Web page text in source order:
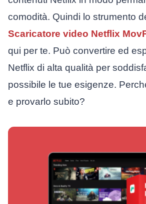
comodità. Quindi lo strumento
Scaricatore video Netflix
qui per te. Può convertire ed
Netflix di alta qualità per
possibile le tue esigenze.
e provarlo subito?